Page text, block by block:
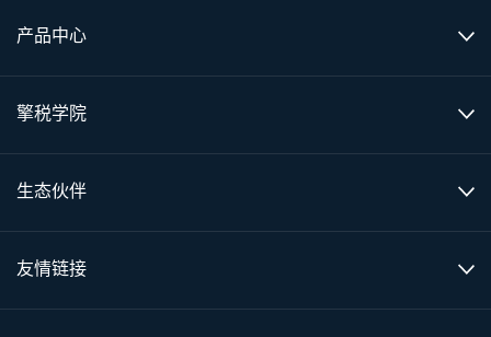
产品中心
擎税学院
生态伙伴
友情链接